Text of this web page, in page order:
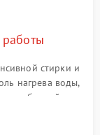
стирки и
нагрева воды,
вибраций,